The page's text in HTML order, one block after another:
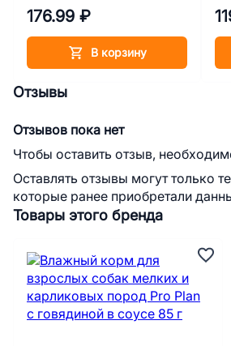
176.99 ₽
В корзину
Товары этого бренда
Отзывы
Отзывов пока нет
Чтобы оставить отзыв,
Оставлять отзывы могут только
которые ранее приобретали